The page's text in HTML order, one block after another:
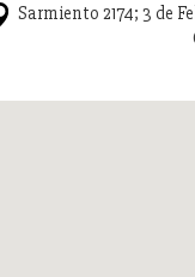
Sarmiento 2174; 3 de